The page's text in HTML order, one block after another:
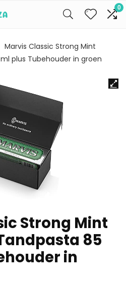
0
Marvis Classic Strong Mint
plus Tubehouder in groen
Strong Mint
85
in